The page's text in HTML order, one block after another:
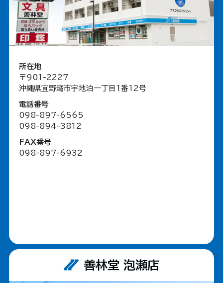
所在地
〒901-2227
沖縄県宜野湾市宇地泊一丁目1番12号
電話番号
098-897-6565
098-894-3812
FAX番号
098-897-6932
善林堂 泡瀬店